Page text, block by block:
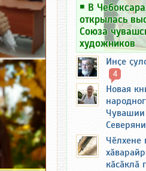
￭ В
открылась
Союза
художников
Инҫе
4
Новая
Чӗлхене
кӑсӑклӑ